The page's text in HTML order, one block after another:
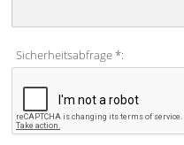
Sicherheitsabfrage *: